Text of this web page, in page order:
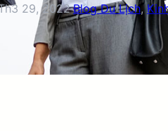
29, 2022·Blog Du Lịch,